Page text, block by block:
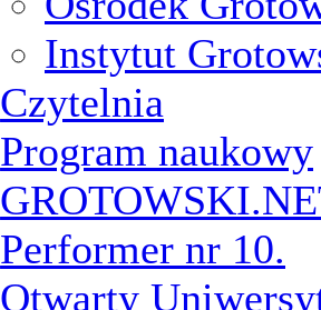
Instytut
Czytelnia
Program naukowy
Performer nr 10.
Otwarty